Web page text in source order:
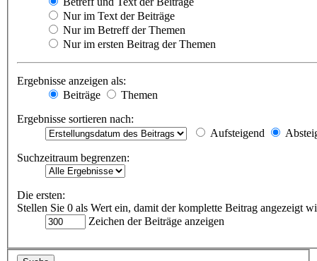
Nur im Text der Beiträge
Nur im Betreff der Themen
Nur im ersten Beitrag der Themen
Ergebnisse anzeigen als:
Beiträge
Themen
Ergebnisse sortieren nach:
Aufsteigend
Suchzeitraum begrenzen:
Die ersten:
Stellen Sie 0 als Wert ein, damit der komplette Beitrag angezeigt
Zeichen der Beiträge anzeigen